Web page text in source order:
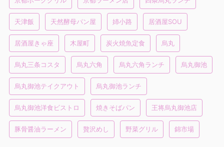
天津飯 天然酵母パン屋 姉小路 居酒屋SOU
居酒屋きゃ座 木屋町 炭火焼魚定食 烏丸
烏丸三条コスタ 烏丸六角 烏丸六角ランチ 烏丸御池
烏丸御池テイクアウト 烏丸御池ランチ
烏丸御池洋食ビストロ 焼きそばパン 王将烏丸御池店
豚骨醤油ラーメン 贅沢めし 野菜グリル 錦市場